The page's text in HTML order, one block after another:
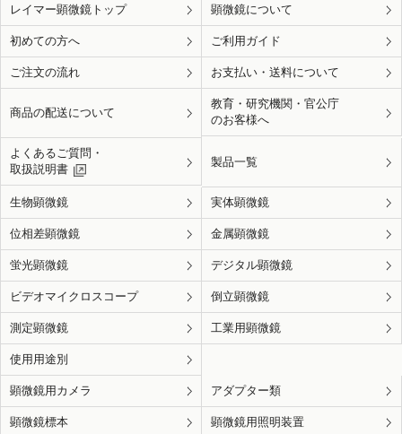
レイマー顕微鏡トップ 顕微鏡について
初めての方へ ご利用ガイド
ご注文の流れ お支払い・送料について
商品の配送について
教育・研究機関・官公庁
のお客様へ
よくあるご質問・
取扱説明書
製品一覧
生物顕微鏡 実体顕微鏡
位相差顕微鏡 金属顕微鏡
蛍光顕微鏡 デジタル顕微鏡
ビデオマイクロスコープ 倒立顕微鏡
測定顕微鏡 工業用顕微鏡
使用用途別
顕微鏡用カメラ アダプター類
顕微鏡標本 顕微鏡用照明装置